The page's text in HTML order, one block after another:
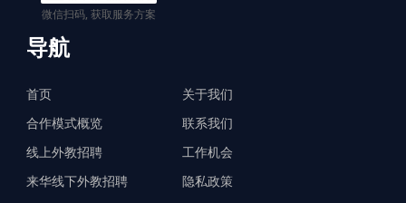
微信扫码, 获取服务方案
导航
首页
合作模式概览
线上外教招聘
来华线下外教招聘
关于我们
联系我们
工作机会
隐私政策